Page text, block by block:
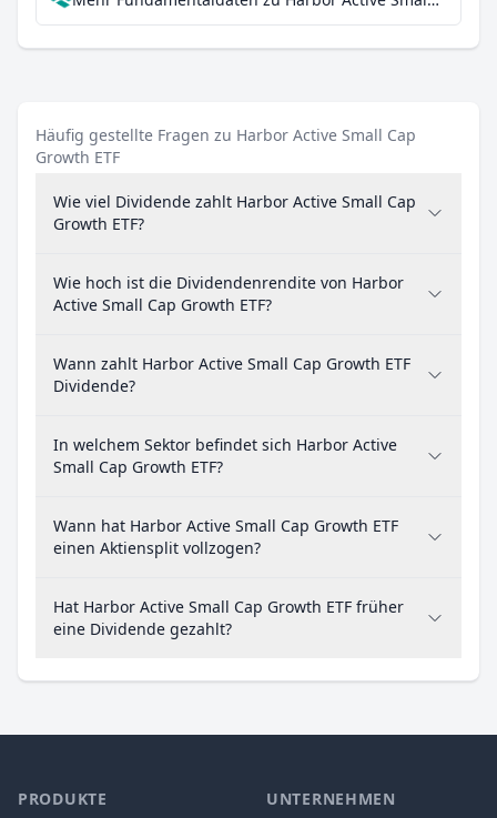
Häufig gestellte Fragen zu Harbor Active Small Cap
Growth ETF
Wie viel Dividende zahlt Harbor Active Small Cap
Growth ETF?
Wie hoch ist die Dividendenrendite von Harbor
Active Small Cap Growth ETF?
Wann zahlt Harbor Active Small Cap Growth ETF
Dividende?
In welchem Sektor befindet sich Harbor Active
Small Cap Growth ETF?
Wann hat Harbor Active Small Cap Growth ETF
einen Aktiensplit vollzogen?
Hat Harbor Active Small Cap Growth ETF früher
eine Dividende gezahlt?
PRODUKTE UNTERNEHMEN